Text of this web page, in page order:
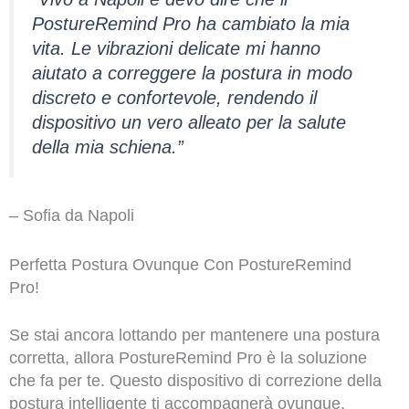
PostureRemind Pro ha cambiato la mia
vita. Le vibrazioni delicate mi hanno
aiutato a correggere la postura in modo
discreto e confortevole, rendendo il
dispositivo un vero alleato per la salute
della mia schiena.”
– Sofia da Napoli
Perfetta Postura Ovunque Con PostureRemind
Pro!
Se stai ancora lottando per mantenere una postura
corretta, allora PostureRemind Pro è la soluzione
che fa per te. Questo dispositivo di correzione della
postura intelligente ti accompagnerà ovunque,